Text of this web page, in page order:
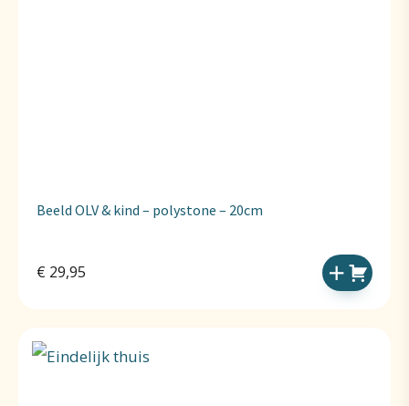
Beeld OLV & kind – polystone – 20cm
€ 29,95